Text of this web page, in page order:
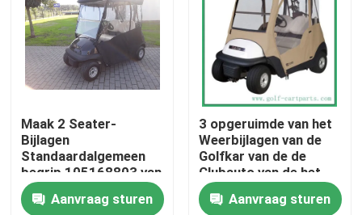
Ongeveer ons
Fabrieksreis
Kwaliteitscontrole
Contact de V.S.
Maak 2 Seater-
Bijlagen
Standaardalgemeen
begrip 105168803 van
de Clubauto
waterdicht
Aanvraag sturen
3 opgeruimde van het
Weerbijlagen van de
Golfkar van de de
Clubauto van de het
Golfkar Dekking 2
PersoonAanvraag sturen